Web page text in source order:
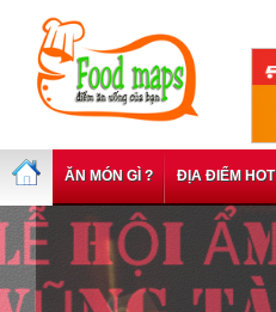
ĂN MÓN GÌ ? ĐỊA ĐIỂM HOT